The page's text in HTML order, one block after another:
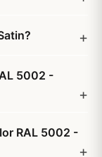
5002 -
RAL 5002 -